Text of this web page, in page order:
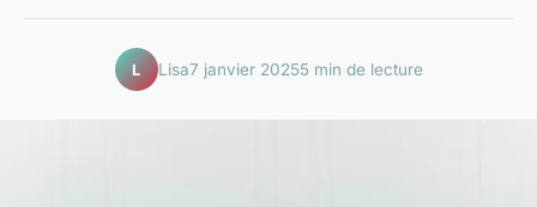
L Lisa7 janvier 20255 min de lecture